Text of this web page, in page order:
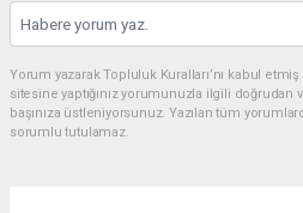
Yorum yazarak Topluluk Kuralları’nı kabul
sitesine yaptığınız yorumunuzla ilgili doğrudan
başınıza üstleniyorsunuz. Yazılan tüm
sorumlu tutulamaz.